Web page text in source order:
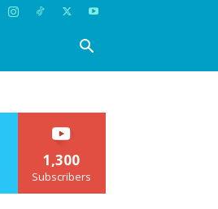
1,300
Subscribers